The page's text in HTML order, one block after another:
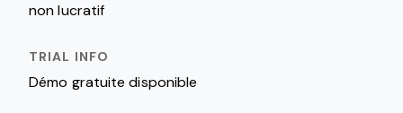
non lucratif
Démo gratuite disponible